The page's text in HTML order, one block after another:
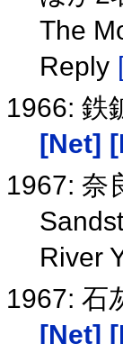
The
Reply
1966: 鉄
[Net]
1967: 奈
River
1967: 石
[Net]